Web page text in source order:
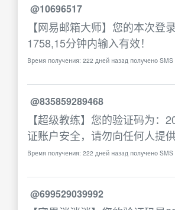
@10696517
【网易邮箱大师】您的本次登
1758,15分钟内输入有效！
Время получения: 222 дней назад получено SMS
@835859289468
【超级教练】您的验证码为：
证账户安全，请勿向任何人提
Время получения: 222 дней назад получено SMS
@699529039992